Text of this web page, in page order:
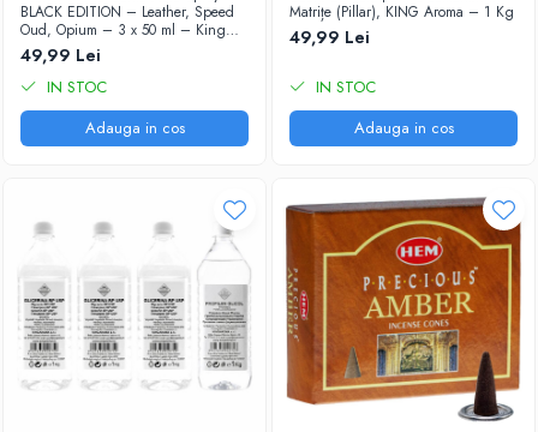
BLACK EDITION – Leather, Speed
Oud, Opium – 3 x 50 ml – King
Aroma
49,99 Lei
IN STOC
Adauga in cos
Matrițe (Pillar), KING Aroma – 1 Kg
49,99 Lei
IN STOC
Adauga in cos